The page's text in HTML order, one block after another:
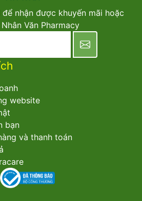
nhận được khuyến mãi hoặc
Văn Pharmacy
website
bạn
và thanh toán